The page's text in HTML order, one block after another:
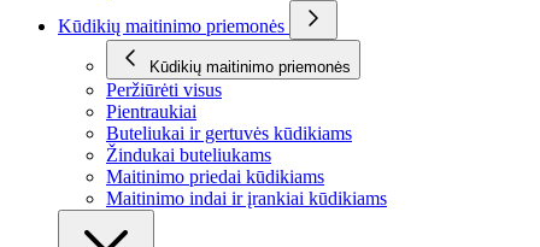
Kūdikių maitinimo priemonės
Kūdikių maitinimo priemonės
Peržiūrėti visus
Pientraukiai
Buteliukai ir gertuvės kūdikiams
Žindukai buteliukams
Maitinimo priedai kūdikiams
Maitinimo indai ir įrankiai kūdikiams